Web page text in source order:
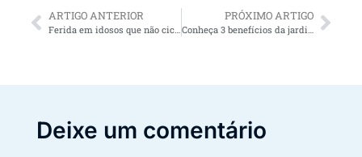
ARTIGO ANTERIOR
Ferida em idosos que não cicatrizam: orientações para cuidadores de idosos e familiares
PRÓXIMO ARTIGO
Conheça 3 benefícios da jardinagem para idosos: é mais qualidade de vida para a terceira idade!
Deixe um comentário